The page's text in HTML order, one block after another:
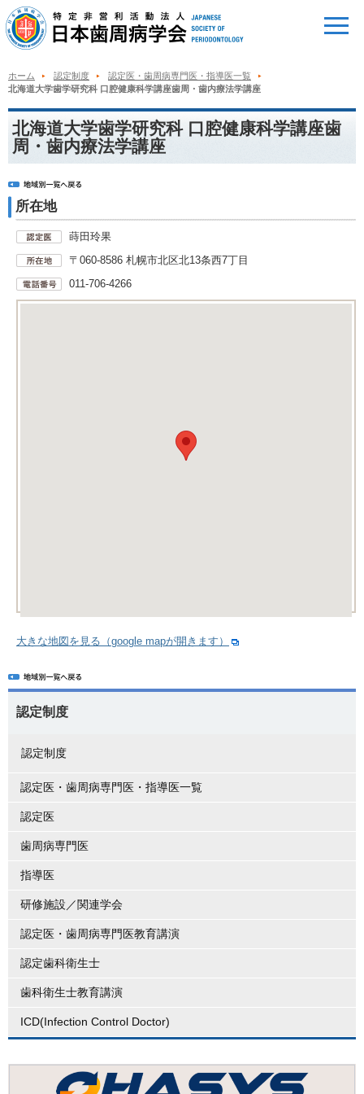
ホーム 認定制度
認定医・歯周病専門医・指導医一覧
北海道大学歯学研究科 口腔健康科学講座歯周・歯内療法学講座
北海道大学歯学研究科 口腔健康科学講座歯
周・歯内療法学講座
所在地
蒔田玲果
〒060-8586 札幌市北区北13条西7丁目
011-706-4266
大きな地図を見る（google mapが開きます）
認定制度
認定制度
認定医・歯周病専門医・指導医一覧
認定医
歯周病専門医
指導医
研修施設／関連学会
認定医・歯周病専門医教育講演
認定歯科衛生士
歯科衛生士教育講演
ICD(Infection Control Doctor)